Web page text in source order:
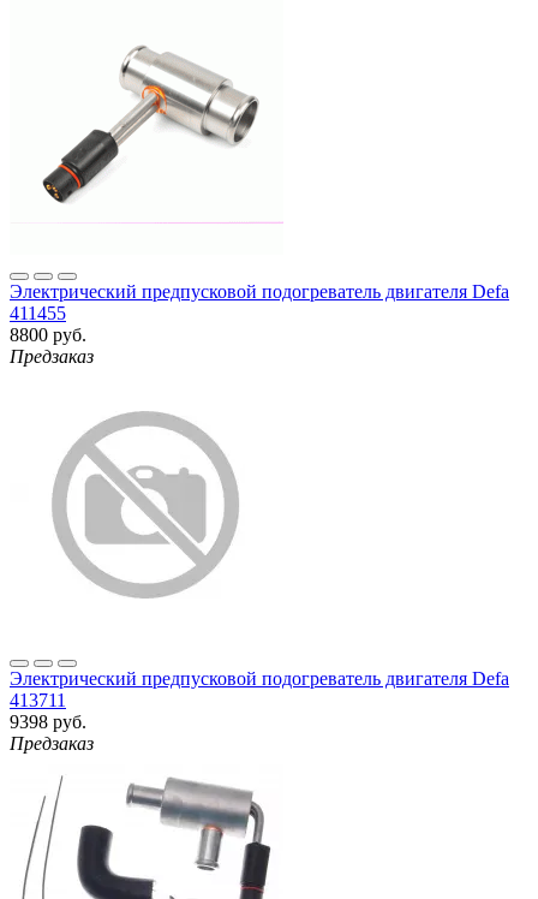
Электрический предпусковой подогреватель двигателя Defa
411455
8800 руб.
Предзаказ
Электрический предпусковой подогреватель двигателя Defa
413711
9398 руб.
Предзаказ